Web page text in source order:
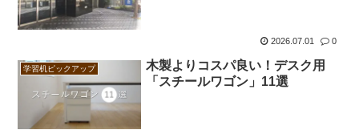
2026.07.01 0
学習机ピックアップ
木製よりコスパ良い！デスク用
「スチールワゴン」11選